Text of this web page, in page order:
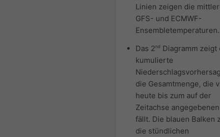
Linien zeigen die
GFS- und ECMWF-
Ensembletemperaturen.
Das 2nd Diagramm zeigt
kumulierte
die Gesamtmenge, die
heute bis zum auf der
Zeitachse
fällt. Die blauen Balken
die stündlichen